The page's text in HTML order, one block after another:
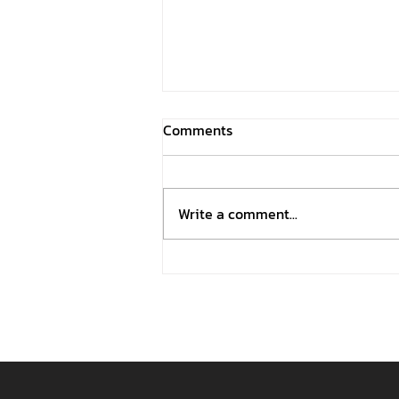
Comments
Write a comment...